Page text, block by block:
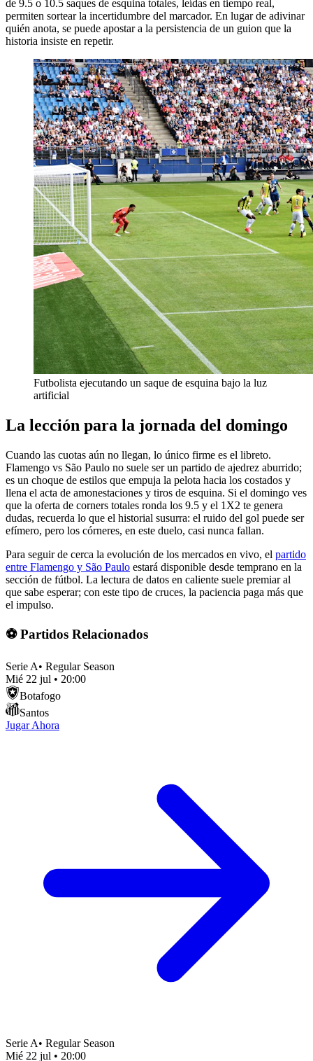
de 9.5 o 10.5 saques de esquina totales, leídas en tiempo real,
permiten sortear la incertidumbre del marcador. En lugar de adivinar
quién anota, se puede apostar a la persistencia de un guion que la
historia insiste en repetir.
Futbolista ejecutando un saque de esquina bajo la luz
artificial
La lección para la jornada del domingo
Cuando las cuotas aún no llegan, lo único firme es el libreto.
Flamengo vs São Paulo no suele ser un partido de ajedrez aburrido;
es un choque de estilos que empuja la pelota hacia los costados y
llena el acta de amonestaciones y tiros de esquina. Si el domingo ves
que la oferta de corners totales ronda los 9.5 y el 1X2 te genera
dudas, recuerda lo que el historial susurra: el ruido del gol puede ser
efímero, pero los córneres, en este duelo, casi nunca fallan.
Para seguir de cerca la evolución de los mercados en vivo, el partido
entre Flamengo y São Paulo estará disponible desde temprano en la
sección de fútbol. La lectura de datos en caliente suele premiar al
que sabe esperar; con este tipo de cruces, la paciencia paga más que
el impulso.
⚽ Partidos Relacionados
Serie A• Regular Season
Mié 22 jul • 20:00
Botafogo
Santos
Jugar Ahora
Serie A• Regular Season
Mié 22 jul • 20:00